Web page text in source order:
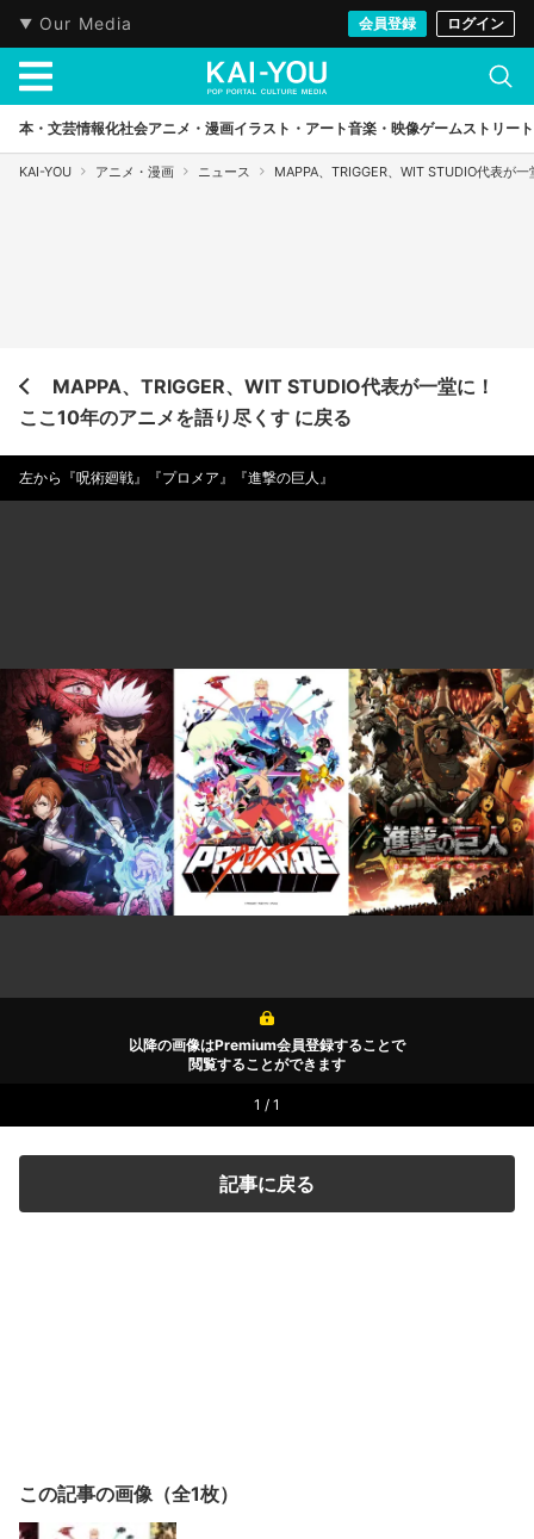
Our Media 会員登録 ログイン
本・文芸情報化社会アニメ・漫画イラスト・アート音楽・映像ゲームストリート
KAI-YOU アニメ・漫画 ニュース MAPPA、TRIGGER、WIT STUDIO代表が
MAPPA、TRIGGER、WIT STUDIO代表が一堂に！
ここ10年のアニメを語り尽くす に戻る
左から『呪術廻戦』『プロメア』『進撃の巨人』
以降の画像はPremium会員登録することで
閲覧することができます
1 / 1
記事に戻る
この記事の画像（全1枚）